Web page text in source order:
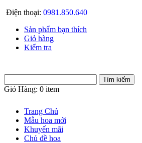
Điện thoại: 0981.850.640
Sản phẩm bạn thích
Giỏ hàng
Kiểm tra
Giỏ Hàng: 0 item
Trang Chủ
Mẫu hoa mới
Khuyến mãi
Chủ đề hoa